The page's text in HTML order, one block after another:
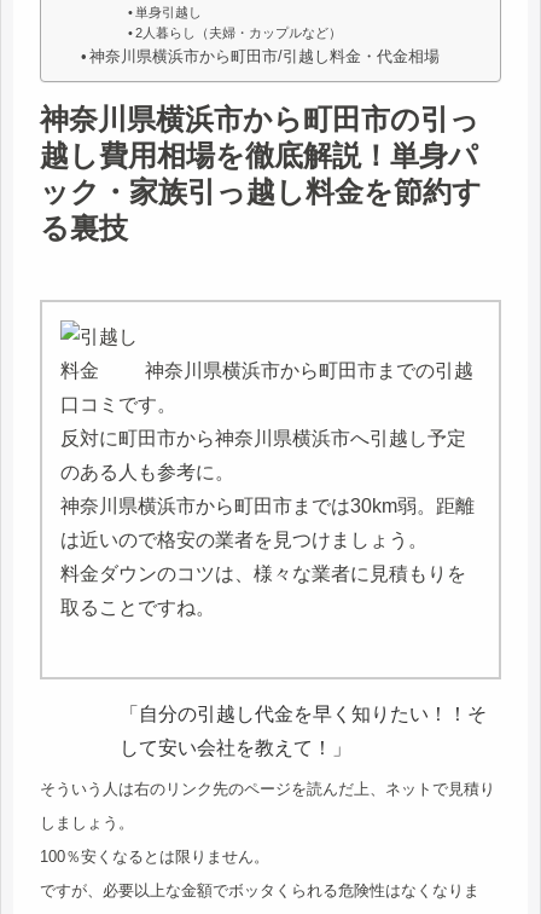
単身引越し
2人暮らし（夫婦・カップルなど）
神奈川県横浜市から町田市/引越し料金・代金相場
神奈川県横浜市から町田市の引っ
越し費用相場を徹底解説！単身パ
ック・家族引っ越し料金を節約す
る裏技
神奈川県横浜市から町田市までの引越
口コミです。
反対に町田市から神奈川県横浜市へ引越し予定
のある人も参考に。
神奈川県横浜市から町田市までは30km弱。距離
は近いので格安の業者を見つけましょう。
料金ダウンのコツは、様々な業者に見積もりを
取ることですね。
「自分の引越し代金を早く知りたい！！そ
して安い会社を教えて！」
そういう人は右のリンク先のページを読んだ上、ネットで見積り
しましょう。
100％安くなるとは限りません。
ですが、必要以上な金額でボッタくられる危険性はなくなりま